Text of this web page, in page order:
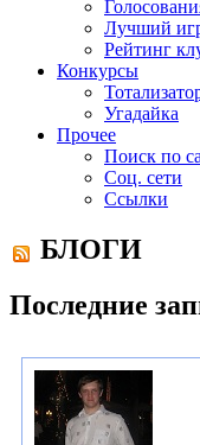
Лучший
Рейтинг
Конкурсы
Угадайка
Прочее
Поиск по
Соц. сети
Ссылки
БЛОГИ
Последние